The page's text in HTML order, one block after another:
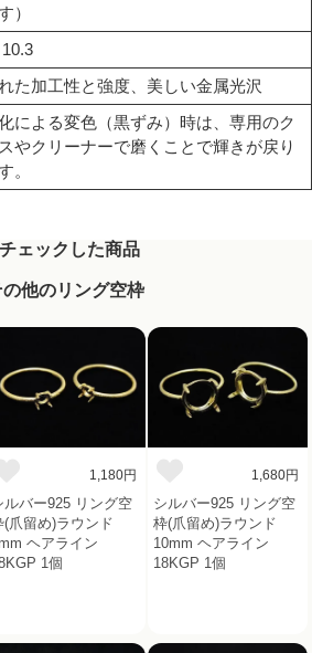
）
た加工性と強度、美しい金属光沢
による変色（黒ずみ）時は、専用のク
やクリーナーで磨くことで輝きが戻り
。
チェックした商品
の他のリング空枠
1,180円
ルバー925 リング空
(爪留め)ラウンド
ヘアライン
1個
1,680円
シルバー925 リング空
枠(爪留め)ラウンド
10mm ヘアライン
18KGP 1個